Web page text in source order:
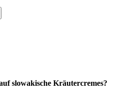
slowakische Kräutercremes?